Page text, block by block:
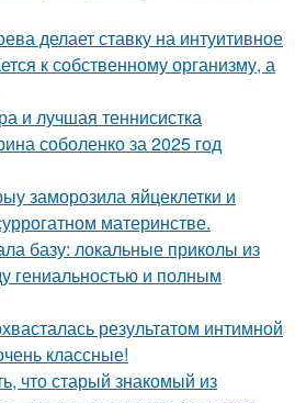
делает ставку на интуитивное
к собственному организму, а
и лучшая теннисистка
соболенко за 2025 год
заморозила яйцеклетки и
материнстве.
базу: локальные приколы из
гениальностью и полным
результатом интимной
классные!
что старый знакомый из